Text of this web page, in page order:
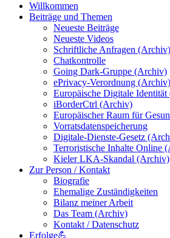
Willkommen
Beiträge und Themen
Neueste Beiträge
Neueste Videos
Schriftliche Anfragen (Archiv)
Chatkontrolle
Going Dark-Gruppe (Archiv)
ePrivacy-Verordnung (Archiv)
Europäische Digitale
iBorderCtrl (Archiv)
Europäischer Raum für
Vorratsdatenspeicherung
Digitale-Dienste-Gesetz
Terroristische Inhalte Online
Kieler LKA-Skandal (Archiv)
Zur Person / Kontakt
Biografie
Ehemalige Zuständigkeiten
Bilanz meiner Arbeit
Das Team (Archiv)
Kontakt / Datenschutz
Erfolge💪